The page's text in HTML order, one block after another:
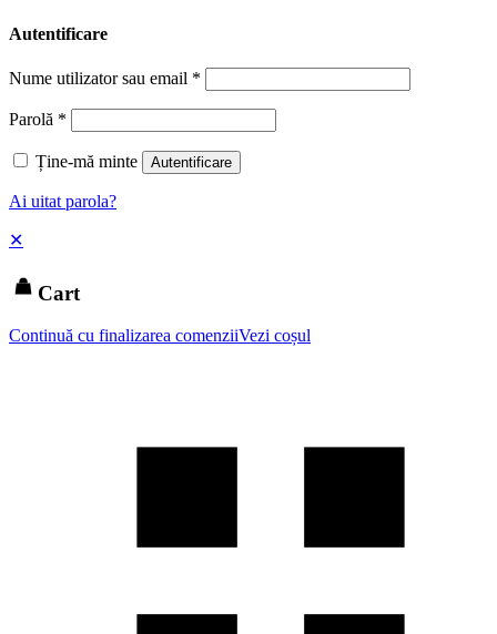
Autentificare
Nume utilizator sau email *
Parolă *
Ține-mă minte Autentificare
Ai uitat parola?
✕
Cart
Continuă cu finalizarea comenziiVezi coșul